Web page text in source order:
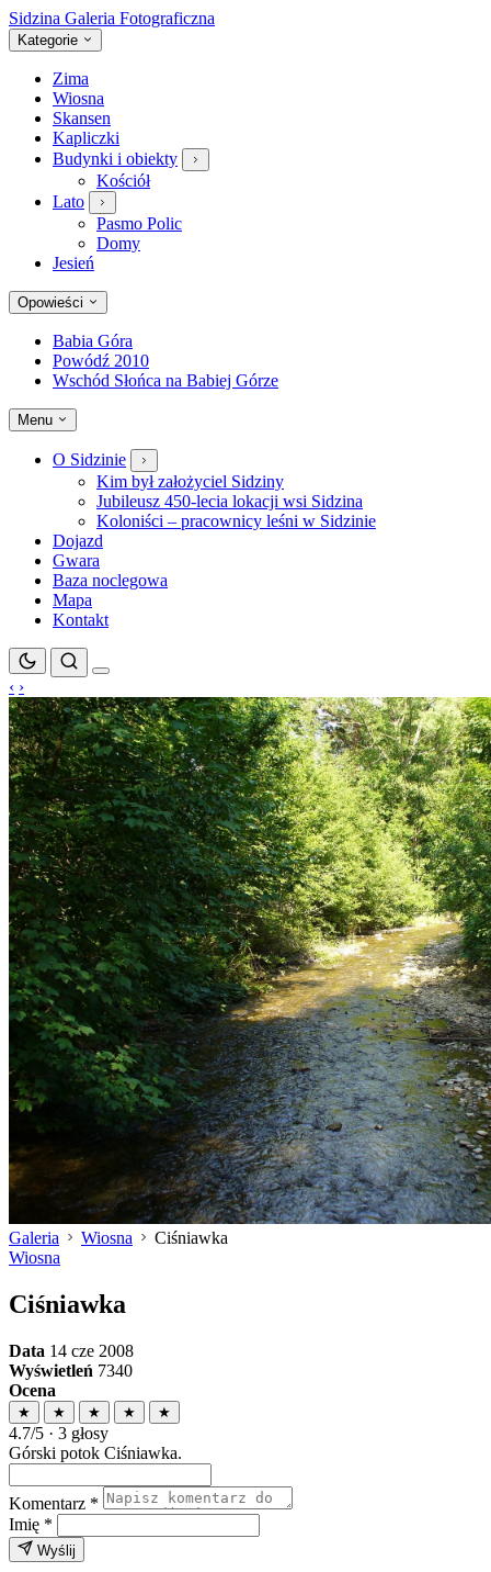
Sidzina Galeria Fotograficzna
Kategorie
Zima
Wiosna
Skansen
Kapliczki
Budynki i obiekty
Kościół
Lato
Pasmo Polic
Domy
Jesień
Opowieści
Babia Góra
Powódź 2010
Wschód Słońca na Babiej Górze
Menu
O Sidzinie
Kim był założyciel Sidziny
Jubileusz 450-lecia lokacji wsi Sidzina
Koloniści – pracownicy leśni w Sidzinie
Dojazd
Gwara
Baza noclegowa
Mapa
Kontakt
‹ ›
Galeria Wiosna
Ciśniawka
Wiosna
Ciśniawka
Data 14 cze 2008
Wyświetleń 7340
Ocena
★ ★ ★ ★ ★
4.7/5 · 3 głosy
Górski potok Ciśniawka.
Komentarz *
Imię *
Wyślij